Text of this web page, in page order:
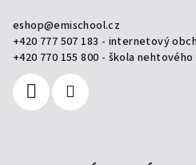
eshop@emischool.cz
+420 777 507 183 - internetový
+420 770 155 800 - škola nehtového